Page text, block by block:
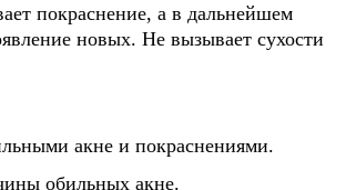
покраснение, а в дальнейшем
новых. Не вызывает сухости
акне и покраснениями.
обильных акне.